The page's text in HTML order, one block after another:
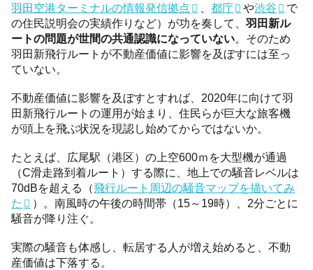
羽田空港ターミナルの情報発信拠点 、都庁 や渋谷
で
の住民説明会の実績作りなど）が功を奏して、羽田新ル
ートの問題が世間の共通認識になっていない。そのため
羽田新飛行ルートが不動産価値に影響を及ぼすには至っ
ていない。
不動産価値に影響を及ぼすとすれば、2020年に向けて羽
田新飛行ルートの運用が始まり、住民らが巨大な旅客機
が頭上を飛ぶ状況を現認し始めてからではないか。
たとえば、広尾駅（港区）の上空600ｍを大型機が通過
（C滑走路到着ルート）する際に、地上での騒音レベルは
70dBを超える（飛行ルート周辺の騒音マップを描いてみ
た
）。南風時の午後の時間帯（15～19時）、2分ごとに
騒音が降り注ぐ。
実際の騒音も体感し、転居する人が増え始めると、不動
産価値は下落する。